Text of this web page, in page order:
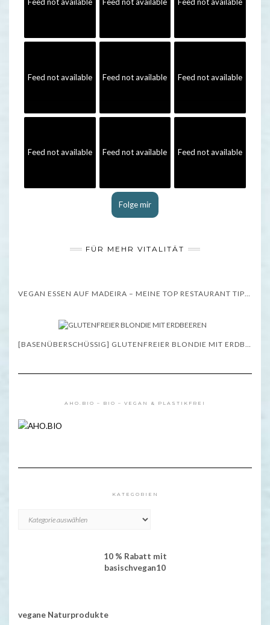
Feed not available Feed not available Feed not available
Feed not available Feed not available Feed not available
Folge mir
FÜR MEHR VITALITÄT
VEGAN ESSEN AUF MADEIRA – MEINE TOP RESTAURANT TIPPS – WISSENSWERTES
AHO.BIO – BIO – VEGAN & PLASTIKFREI
KATEGORIEN
10 % Rabatt mit
basischvegan10
vegane Naturprodukte